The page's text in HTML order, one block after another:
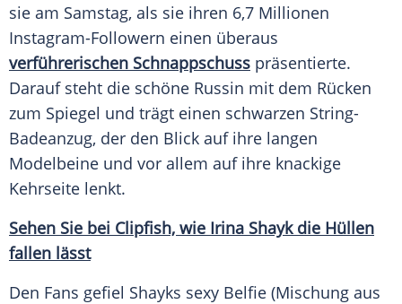
sie am Samstag, als sie ihren 6,7 Millionen
Instagram-Followern einen überaus
verführerischen Schnappschuss präsentierte.
Darauf steht die schöne Russin mit dem Rücken
zum Spiegel und trägt einen schwarzen String-
Badeanzug, der den Blick auf ihre langen
Modelbeine und vor allem auf ihre knackige
Kehrseite lenkt.
Sehen Sie bei Clipfish, wie Irina Shayk die Hüllen
fallen lässt
Den Fans gefiel Shayks sexy Belfie (Mischung aus